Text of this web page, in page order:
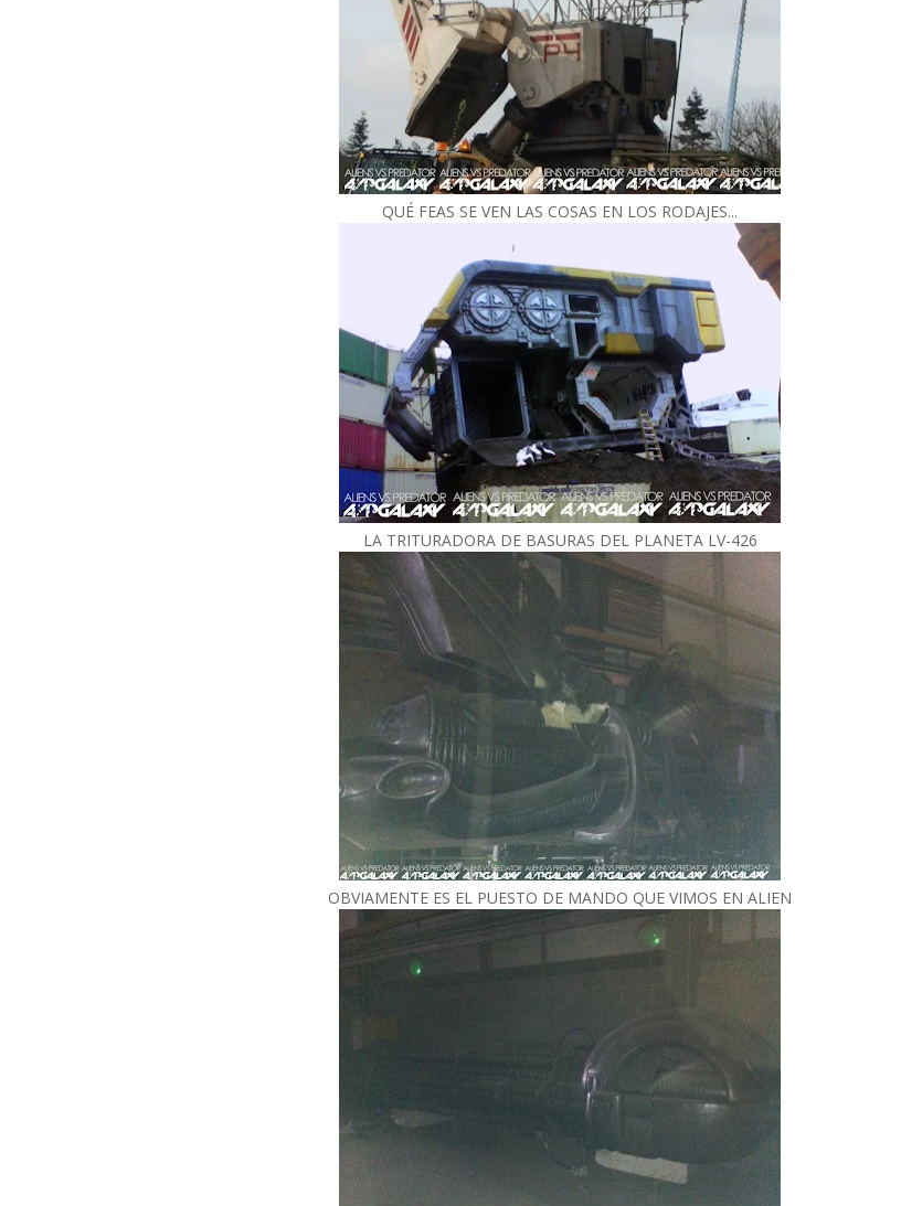
QUÉ FEAS SE VEN LAS COSAS EN LOS RODAJES...
LA TRITURADORA DE BASURAS DEL PLANETA LV-426
OBVIAMENTE ES EL PUESTO DE MANDO QUE VIMOS EN ALIEN